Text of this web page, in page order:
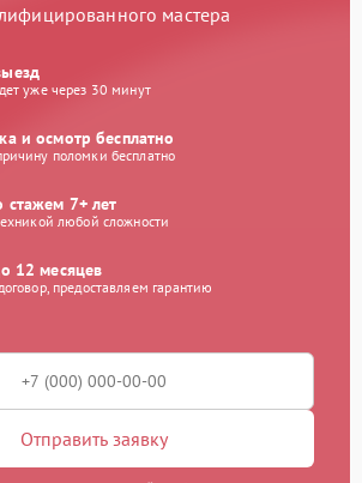
мастера
уже через 30 минут
и осмотр бесплатно
поломки бесплатно
стажем 7+ лет
любой сложности
12 месяцев
предоставляем гарантию
Отправить заявку